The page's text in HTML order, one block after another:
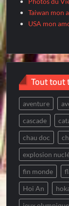
Taiwan mon
USA mon
Tout
aventure
cascade
chau doc
explosion
fin monde
Hoi An